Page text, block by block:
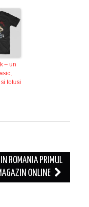
– un
totusi
ROMANIA PRIMUL
ONLINE